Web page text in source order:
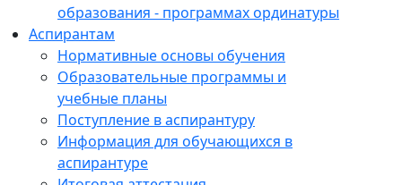
образования - программах ординатуры
Аспирантам
Нормативные основы обучения
Образовательные программы и
учебные планы
Поступление в аспирантуру
Информация для обучающихся в
аспирантуре